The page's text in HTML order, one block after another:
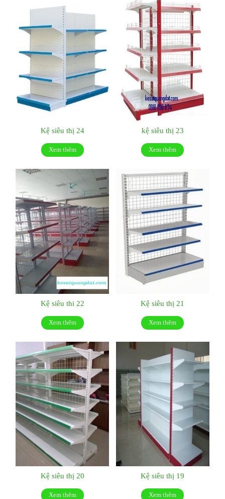
Kệ siêu thị 24
Xem thêm
kệ siêu thị 23
Xem thêm
Kệ siêu thi 22
Xem thêm
Kệ siêu thị 21
Xem thêm
Kệ siêu thị 20
Xem thêm
Kệ siêu thị 19
Xem thêm